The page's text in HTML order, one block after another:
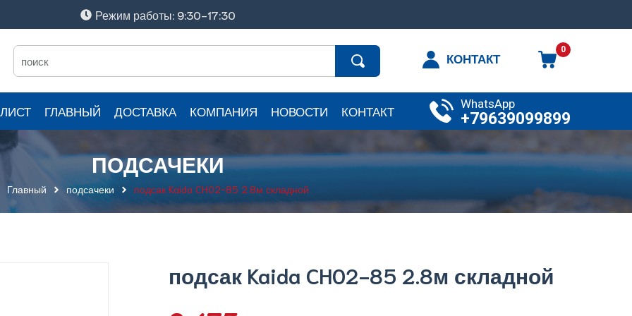
Режим работы: 9:30-17:30
0
КОНТАКТ
ГЛАВНЫЙ ДОСТАВКА КОМПАНИЯ НОВОСТИ КОНТАКТ WhatsApp
+79639099899
ПОДСАЧЕКИ
Главный подсачеки подсак Kaida CH02-85 2.8м складной
подсак Kaida CH02-85 2.8м складной